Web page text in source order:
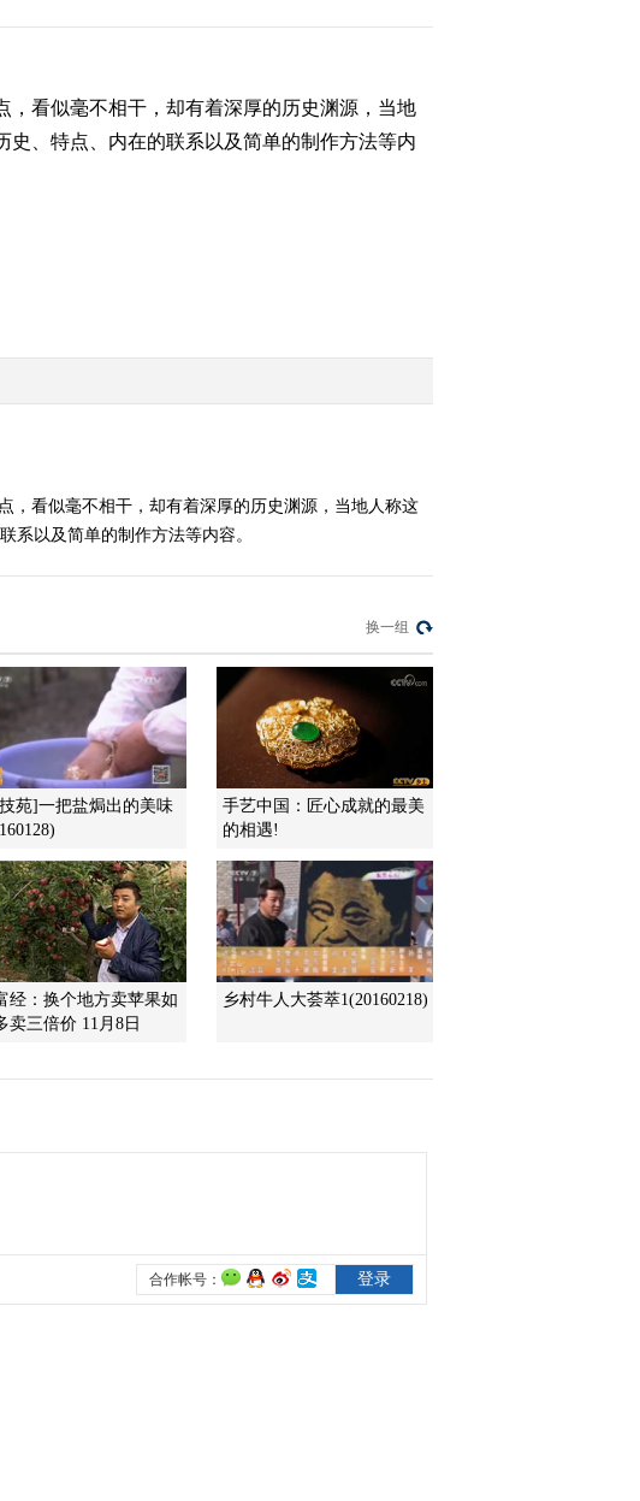
[农广天地]海绵花制作
[农广天地]海洋休闲食品
[农广天地]有机无机复混
肥生产与使用(20160202)
2016-02-02 16:24:08
[农广天地]蒜种贮藏保鲜
(20160202)
[农广天地]便携式割稻机
的正确使用与维护
(2010.10.27)
2011-01-12 02:25:48
，看似毫不相干，却有着深厚的历史渊源，当地
史、特点、内在的联系以及简单的制作方法等内
，看似毫不相干，却有着深厚的历史渊源，当地人称这
系以及简单的制作方法等内容。
换一组
苑]一把盐焗出的美味
手艺中国：匠心成就的最美
的相遇!
经：换个地方卖苹果如
卖三倍价 11月8日
乡村牛人大荟萃1(20160218)